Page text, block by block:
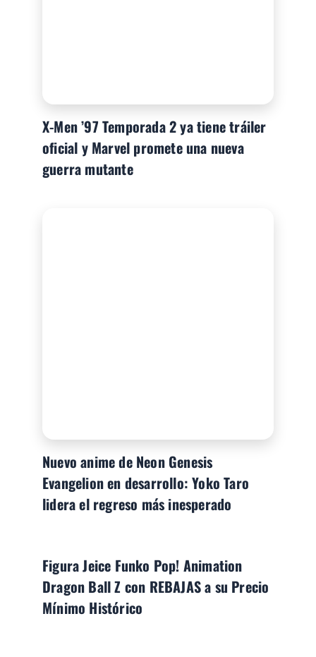
X-Men ’97 Temporada 2 ya tiene tráiler
oficial y Marvel promete una nueva
guerra mutante
Nuevo anime de Neon Genesis
Evangelion en desarrollo: Yoko Taro
lidera el regreso más inesperado
Figura Jeice Funko Pop! Animation
Dragon Ball Z con REBAJAS a su Precio
Mínimo Histórico